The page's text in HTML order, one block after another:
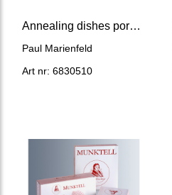
Annealing dishes porcelain
Paul Marienfeld
Art nr: 6830510